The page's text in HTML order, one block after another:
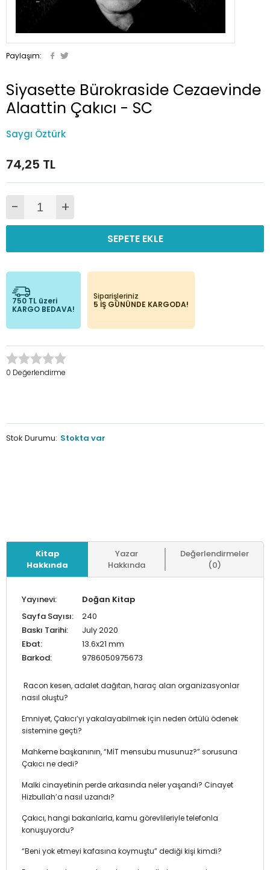
Paylaşım:
Siyasette Bürokraside Cezaevinde
Alaattin Çakıcı - SC
Saygı Öztürk
74,25 TL
- +
SEPETE EKLE
750 TL üzeri
KARGO BEDAVA!
Siparişleriniz
5 İŞ GÜNÜNDE KARGODA!
0 Değerlendirme
Stok Durumu: Stokta var
Kitap
Hakkında
Yazar
Hakkında
Değerlendirmeler
(0)
Yayınevi:
Doğan Kitap
Sayfa Sayısı:
240
Baskı Tarihi:
July 2020
Ebat:
13.6x21 mm
Barkod:
9786050975673
Racon kesen, adalet dağıtan, haraç alan organizasyonlar
nasıl oluştu?
Emniyet, Çakıcı’yı yakalayabilmek için neden örtülü ödenek
sistemine geçti?
Mahkeme başkanının, “MİT mensubu musunuz?” sorusuna
Çakıcı ne dedi?
Malki cinayetinin perde arkasında neler yaşandı? Cinayet
Hizbullah’a nasıl uzandı?
Çakıcı, hangi bakanlarla, kamu görevlileriyle telefonla
konuşuyordu?
“Beni yok etmeyi kafasına koymuştu” dediği kişi kimdi?